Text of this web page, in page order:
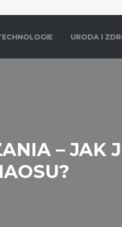
URODA I
– JAK